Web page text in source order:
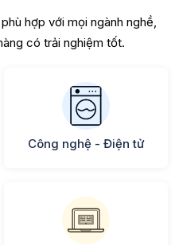
hợp với mọi ngành nghề,
có trải nghiệm tốt.
Công nghệ - Điện tử